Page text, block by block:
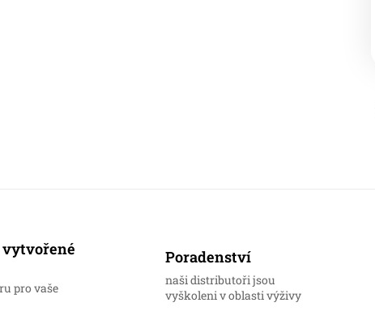
pro vaše
Poradenství
naši distributoři jsou
vyškoleni v oblasti výživy